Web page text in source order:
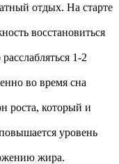
отдых. На старте
восстановиться
1-2
во время сна
роста, который и
уровень
жира.